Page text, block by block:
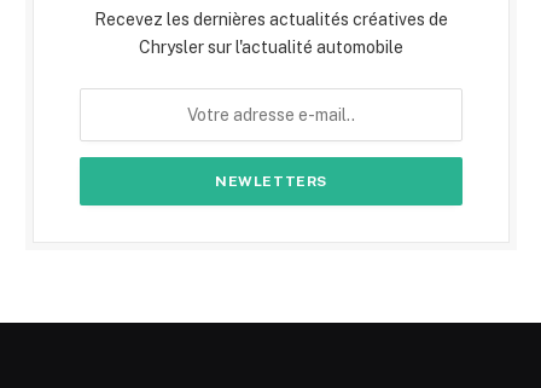
Recevez les dernières actualités créatives de
Chrysler sur l'actualité automobile